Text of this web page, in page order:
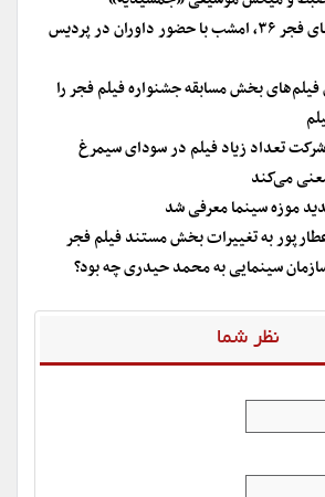
اعلام نامزدهای فجر ۳۶، امشب با حضور داوران در پردیس
فیلم‌های بخش مسابقه جشنواره فیلم فجر را
تعداد زیاد فیلم در سودای سیمرغ
می‌کند
موزه سینما معرفی شد
به تغییرات بخش مستند فیلم فجر
سینمایی به محمد حیدری چه بود؟
نظر شما